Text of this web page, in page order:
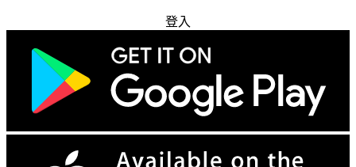
登入